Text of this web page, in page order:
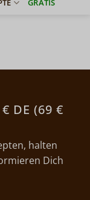
GRATIS
DE (69 €
halten
Dich